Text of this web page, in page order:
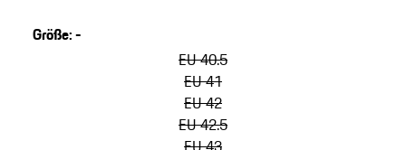
Größe:-
EU 40.5
EU 41
EU 42
EU 42.5